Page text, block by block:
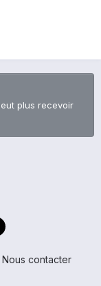
plus recevoir
Nous contacter